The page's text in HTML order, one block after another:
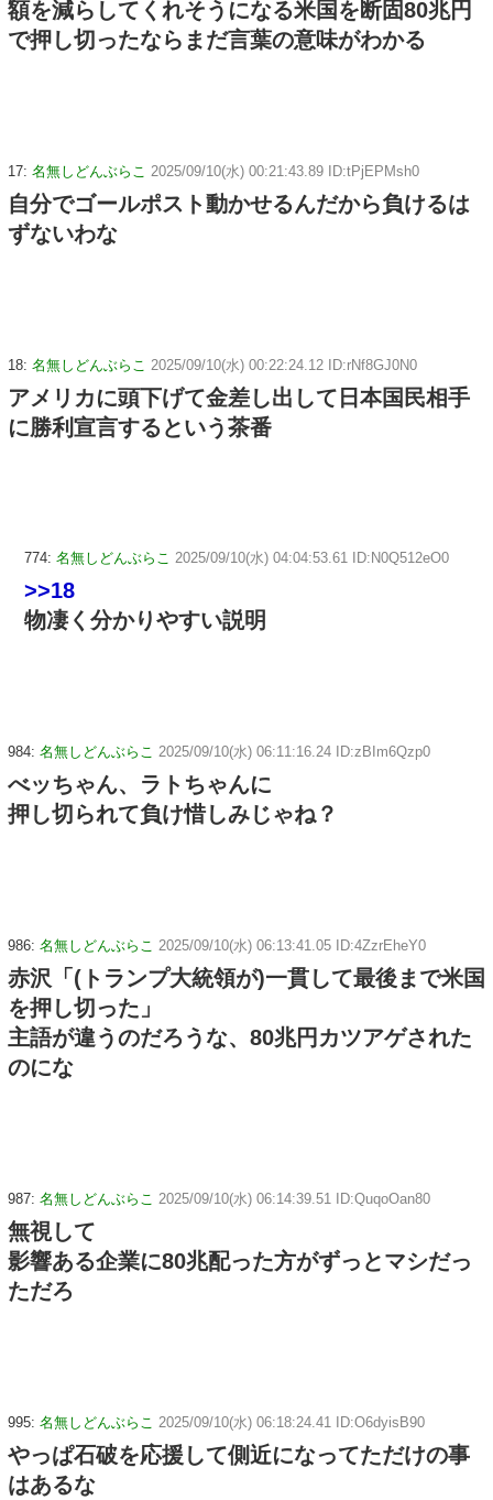
額を減らしてくれそうになる米国を断固80兆円
で押し切ったならまだ言葉の意味がわかる
17: 名無しどんぶらこ 2025/09/10(水) 00:21:43.89 ID:tPjEPMsh0
自分でゴールポスト動かせるんだから負けるは
ずないわな
18: 名無しどんぶらこ 2025/09/10(水) 00:22:24.12 ID:rNf8GJ0N0
アメリカに頭下げて金差し出して日本国民相手
に勝利宣言するという茶番
774: 名無しどんぶらこ 2025/09/10(水) 04:04:53.61 ID:N0Q512eO0
>>18
物凄く分かりやすい説明
984: 名無しどんぶらこ 2025/09/10(水) 06:11:16.24 ID:zBIm6Qzp0
べッちゃん、ラトちゃんに
押し切られて負け惜しみじゃね？
986: 名無しどんぶらこ 2025/09/10(水) 06:13:41.05 ID:4ZzrEheY0
赤沢「(トランプ大統領が)一貫して最後まで米国
を押し切った」
主語が違うのだろうな、80兆円カツアゲされた
のにな
987: 名無しどんぶらこ 2025/09/10(水) 06:14:39.51 ID:QuqoOan80
無視して
影響ある企業に80兆配った方がずっとマシだっ
ただろ
995: 名無しどんぶらこ 2025/09/10(水) 06:18:24.41 ID:O6dyisB90
やっぱ石破を応援して側近になってただけの事
はあるな